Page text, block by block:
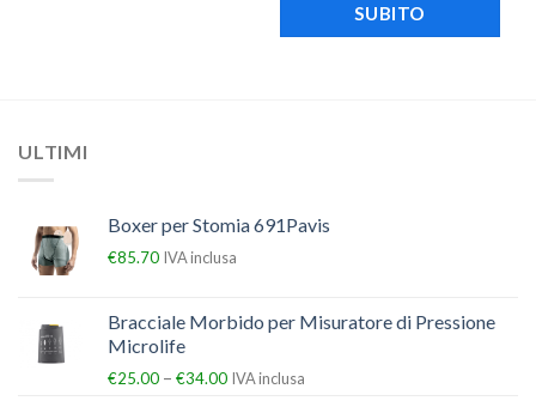
SUBITO
ULTIMI
Boxer per Stomia 691Pavis
€85.70 IVA inclusa
Bracciale Morbido per Misuratore di Pressione
Microlife
€25.00 – €34.00 IVA inclusa